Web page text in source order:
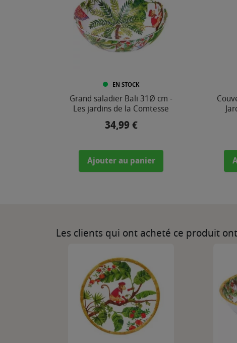
EN STOCK
Grand saladier Bali 31Ø cm -
Les jardins de la Comtesse
Prix
34,99 €
Ajouter au panier
Les clients qui ont acheté ce produit